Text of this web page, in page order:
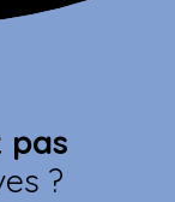
pas
?